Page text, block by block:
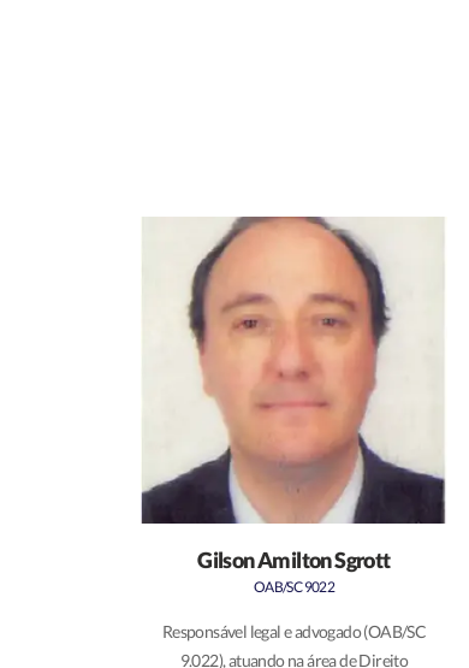
Gilson Amilton Sgrott
OAB/SC 9022
Responsável legal e advogado (OAB/SC
9.022), atuando na área de Direito